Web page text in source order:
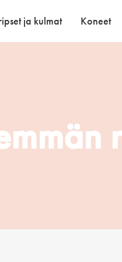
ja kulmat Koneet